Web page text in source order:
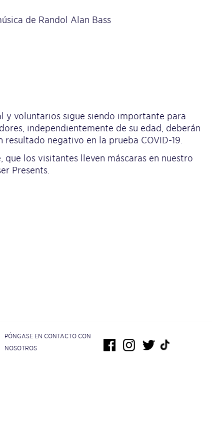
de Randol Alan Bass
y voluntarios sigue siendo importante para
independientemente de su edad, deberán
negativo en la prueba COVID-19.
los visitantes lleven máscaras en nuestro
Presents.
PÓNGASE EN CONTACTO CON
NOSOTROS